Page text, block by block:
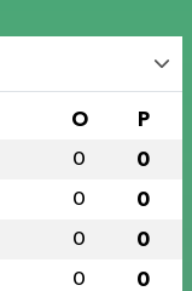
O P
0 0
0 0
0 0
0 0